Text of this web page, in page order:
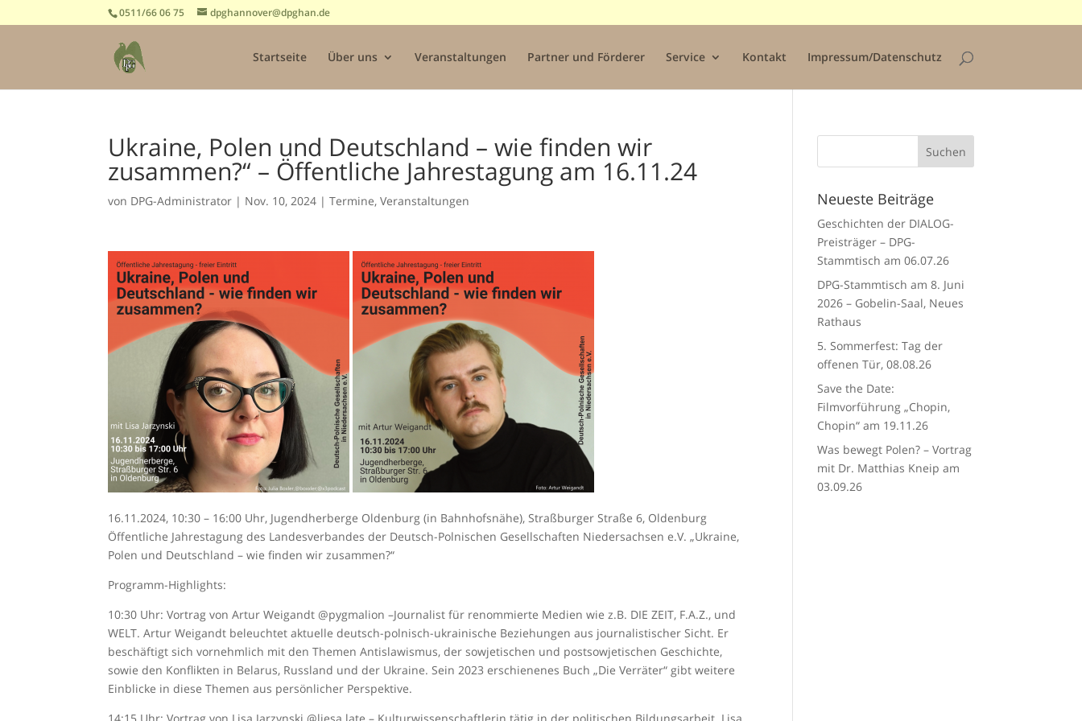
0511/66 06 75 dpghannover@dpghan.de
Startseite Über uns Veranstaltungen Partner und Förderer Service Kontakt Impressum/Datenschutz
Ukraine, Polen und Deutschland – wie finden wir
zusammen?“ – Öffentliche Jahrestagung am 16.11.24
von DPG-Administrator | Nov. 10, 2024 |Termine,Veranstaltungen
16.11.2024, 10:30 – 16:00 Uhr, Jugendherberge Oldenburg (in Bahnhofsnähe), Straßburger Straße 6, Oldenburg
Öffentliche Jahrestagung des Landesverbandes der Deutsch-Polnischen Gesellschaften Niedersachsen e.V. „Ukraine,
Polen und Deutschland – wie finden wir zusammen?“
Programm-Highlights:
10:30 Uhr: Vortrag von Artur Weigandt @pygmalion –Journalist für renommierte Medien wie z.B. DIE ZEIT, F.A.Z., und
WELT. Artur Weigandt beleuchtet aktuelle deutsch-polnisch-ukrainische Beziehungen aus journalistischer Sicht. Er
beschäftigt sich vornehmlich mit den Themen Antislawismus, der sowjetischen und postsowjetischen Geschichte,
sowie den Konflikten in Belarus, Russland und der Ukraine. Sein 2023 erschienenes Buch „Die Verräter“ gibt weitere
Einblicke in diese Themen aus persönlicher Perspektive.
Neueste Beiträge
Geschichten der DIALOG-
Preisträger – DPG-
Stammtisch am 06.07.26
DPG-Stammtisch am 8. Juni
2026 – Gobelin-Saal, Neues
Rathaus
5. Sommerfest: Tag der
offenen Tür, 08.08.26
Save the Date:
Filmvorführung „Chopin,
Chopin“ am 19.11.26
Was bewegt Polen? – Vortrag
mit Dr. Matthias Kneip am
03.09.26